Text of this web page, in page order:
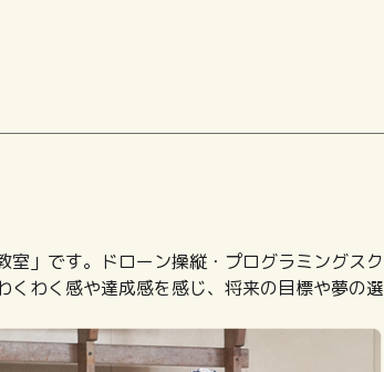
」です。ドローン操縦・プログラミングスク
わく感や達成感を感じ、将来の目標や夢の選